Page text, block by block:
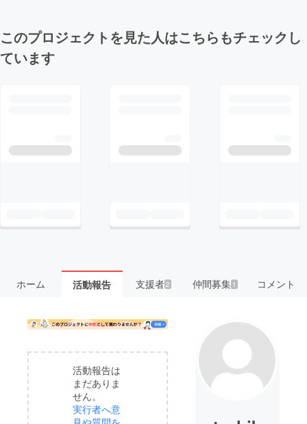
このプロジェクトを見た人はこちらもチェックし
ています
ホーム 活動報告 支援者 2 仲間募集 1 コメント
活動報告は
まだありま
せん。
実行者へ意